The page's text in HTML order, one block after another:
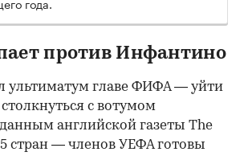
против Инфантино
ультиматум главе ФИФА — уйти
с вотумом
английской газеты The
стран — членов УЕФА готовы